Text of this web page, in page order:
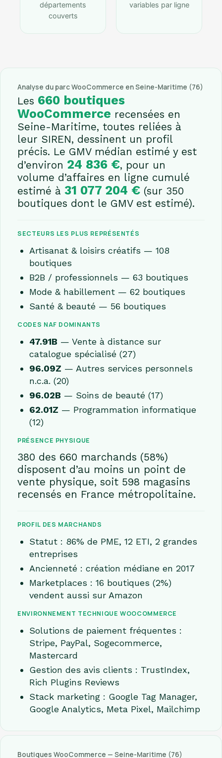
départements
couverts
variables par ligne
Analyse du parc WooCommerce en Seine-Maritime (76)
Les 660 boutiques
WooCommerce recensées en
Seine-Maritime, toutes reliées à
leur SIREN, dessinent un profil
précis. Le GMV médian estimé y est
d’environ 24 836 €, pour un
volume d’affaires en ligne cumulé
estimé à31 077 204 € (sur 350
boutiques dont le GMV est estimé).
SECTEURS LES PLUS REPRÉSENTÉS
Artisanat & loisirs créatifs — 108
boutiques
B2B / professionnels — 63 boutiques
Mode & habillement — 62 boutiques
Santé & beauté — 56 boutiques
CODES NAF DOMINANTS
47.91B — Vente à distance sur
catalogue spécialisé (27)
96.09Z — Autres services personnels
n.c.a. (20)
96.02B — Soins de beauté (17)
62.01Z — Programmation informatique
(12)
PRÉSENCE PHYSIQUE
380 des 660 marchands (58%)
disposent d’au moins un point de
vente physique, soit 598 magasins
recensés en France métropolitaine.
PROFIL DES MARCHANDS
Statut : 86% de PME, 12 ETI, 2 grandes
entreprises
Ancienneté : création médiane en 2017
Marketplaces : 16 boutiques (2%)
vendent aussi sur Amazon
ENVIRONNEMENT TECHNIQUE WOOCOMMERCE
Solutions de paiement fréquentes :
Stripe, PayPal, Sogecommerce,
Mastercard
Gestion des avis clients : TrustIndex,
Rich Plugins Reviews
Stack marketing : Google Tag Manager,
Google Analytics, Meta Pixel, Mailchimp
Boutiques WooCommerce — Seine-Maritime (76)